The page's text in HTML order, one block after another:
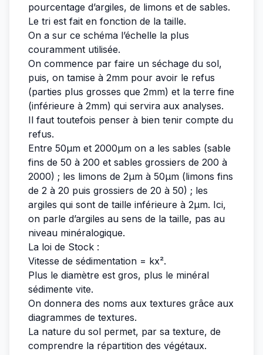
pourcentage d’argiles, de limons et de sables.
Le tri est fait en fonction de la taille.
On a sur ce schéma l’échelle la plus
couramment utilisée.
On commence par faire un séchage du sol,
puis, on tamise à 2mm pour avoir le refus
(parties plus grosses que 2mm) et la terre fine
(inférieure à 2mm) qui servira aux analyses.
Il faut toutefois penser à bien tenir compte du
refus.
Entre 50µm et 2000µm on a les sables (sable
fins de 50 à 200 et sables grossiers de 200 à
2000) ; les limons de 2µm à 50µm (limons fins
de 2 à 20 puis grossiers de 20 à 50) ; les
argiles qui sont de taille inférieure à 2µm. Ici,
on parle d’argiles au sens de la taille, pas au
niveau minéralogique.
La loi de Stock :
Vitesse de sédimentation = kx².
Plus le diamètre est gros, plus le minéral
sédimente vite.
On donnera des noms aux textures grâce aux
diagrammes de textures.
La nature du sol permet, par sa texture, de
comprendre la répartition des végétaux.